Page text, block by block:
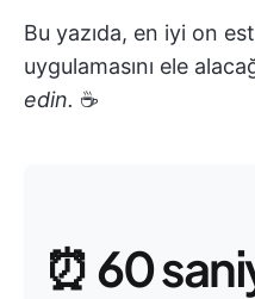
Bu yazıda, en iyi on
uygulamasını ele
edin. ☕️
⏰ 60